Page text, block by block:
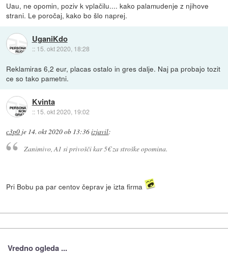
Uau, ne opomin, poziv k vplačilu.... kako palamudenje z njihove
strani. Le poročaj, kako bo šlo naprej.
UganiKdo
:: 15. okt 2020, 18:28
Reklamiras 6,2 eur, placas ostalo in gres dalje. Naj pa probajo tozit
ce so tako pametni.
Kvinta
:: 15. okt 2020, 19:02
c3p0 je 14. okt 2020 ob 13:36izjavil:
Zanimivo, A1 si privošči kar 5€ za stroške opomina.
Pri Bobu pa par centov čeprav je izta firma
Vredno ogleda ...